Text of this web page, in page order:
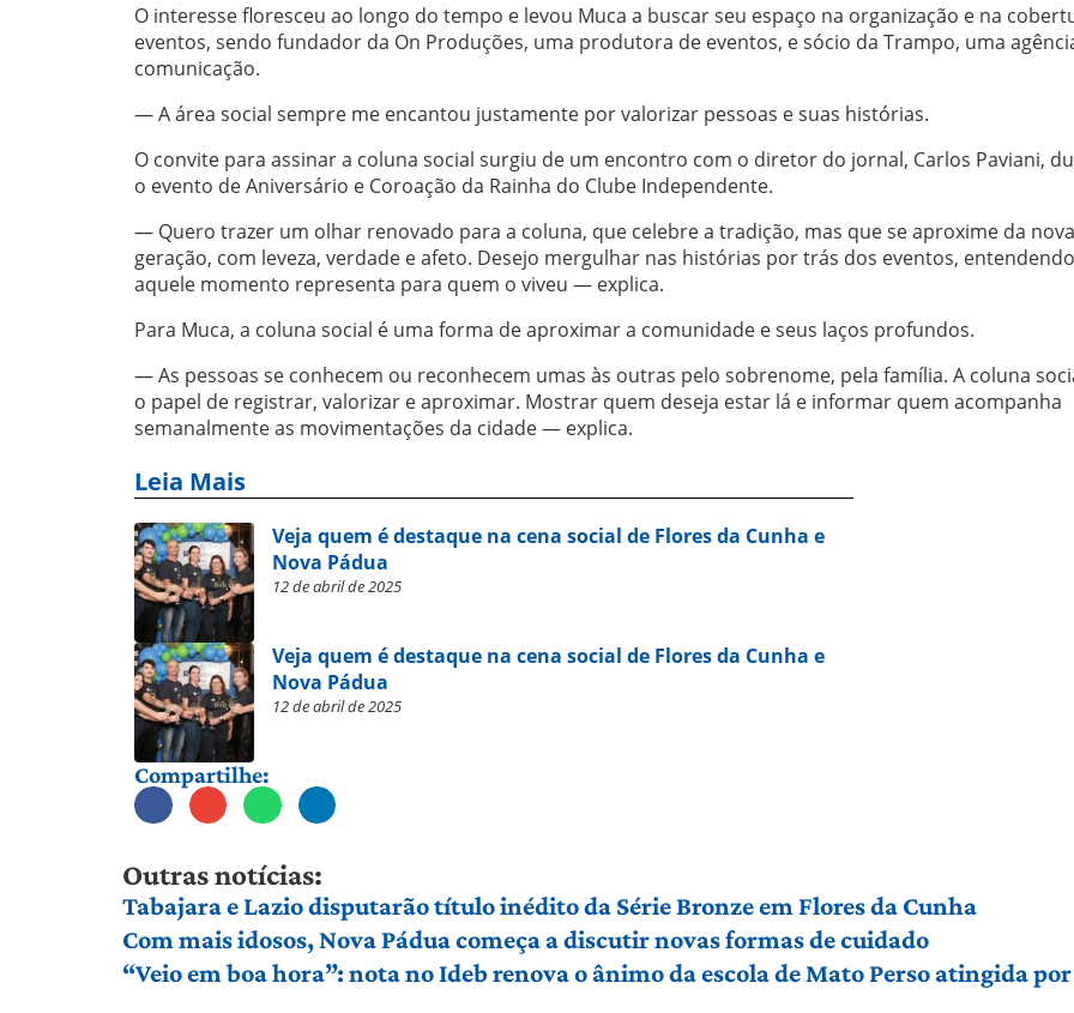
O interesse floresceu ao longo do tempo e levou Muca a buscar seu espaço na organização e na
eventos, sendo fundador da On Produções, uma produtora de eventos, e sócio da Trampo, uma
comunicação.
— A área social sempre me encantou justamente por valorizar pessoas e suas histórias.
O convite para assinar a coluna social surgiu de um encontro com o diretor do jornal, Carlos Paviani,
o evento de Aniversário e Coroação da Rainha do Clube Independente.
— Quero trazer um olhar renovado para a coluna, que celebre a tradição, mas que se aproxime da nova
geração, com leveza, verdade e afeto. Desejo mergulhar nas histórias por trás dos eventos,
aquele momento representa para quem o viveu — explica.
Para Muca, a coluna social é uma forma de aproximar a comunidade e seus laços profundos.
— As pessoas se conhecem ou reconhecem umas às outras pelo sobrenome, pela família. A coluna
o papel de registrar, valorizar e aproximar. Mostrar quem deseja estar lá e informar quem acompanha
semanalmente as movimentações da cidade — explica.
Leia Mais
Veja quem é destaque na cena social de Flores da Cunha e
Nova Pádua
12 de abril de 2025
Veja quem é destaque na cena social de Flores da Cunha e
Nova Pádua
12 de abril de 2025
Compartilhe:
Outras notícias:
Tabajara e Lazio disputarão título inédito da Série Bronze em Flores da Cunha
Com mais idosos, Nova Pádua começa a discutir novas formas de cuidado
“Veio em boa hora”: nota no Ideb renova o ânimo da escola de Mato Perso atingida